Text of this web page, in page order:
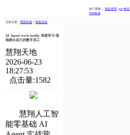
热门搜索： 项目管理 pmp考试
PMP备考
当前位置：慧翔天地 >校友活动
AI Agent×work buddy 深度学习·现
场搭出自己的数字员工
慧翔天地
2026-06-23
18:27:53
点击量:1582
慧翔人工智
能零基础 AI